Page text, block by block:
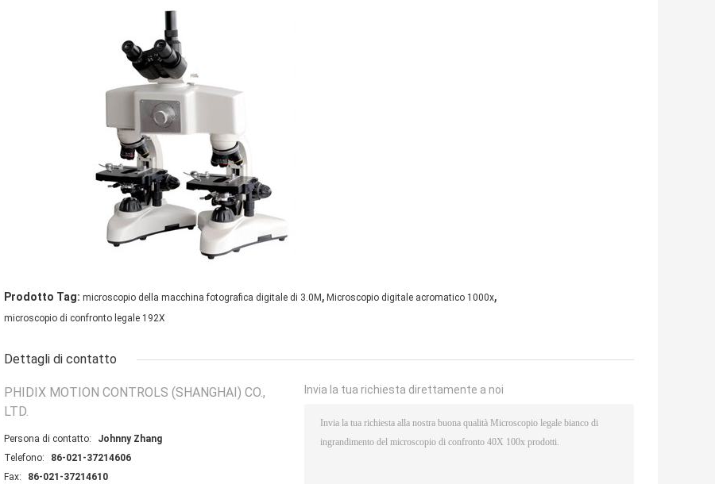
Prodotto Tag: microscopio della macchina fotografica digitale di 3.0M , Microscopio digitale acromatico 1000x,
microscopio di confronto legale 192X
Dettagli di contatto
PHIDIX MOTION CONTROLS (SHANGHAI) CO.,
LTD.
Persona di contatto:
Johnny Zhang
Telefono:
86-021-37214606
Fax:
86-021-37214610
Invia la tua richiesta direttamente a noi